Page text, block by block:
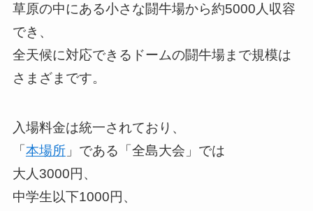
草原の中にある小さな闘牛場から約5000人収容
でき、
全天候に対応できるドームの闘牛場まで規模は
さまざまです。
入場料金は統一されており、
「本場所」である「全島大会」では
大人3000円、
中学生以下1000円、